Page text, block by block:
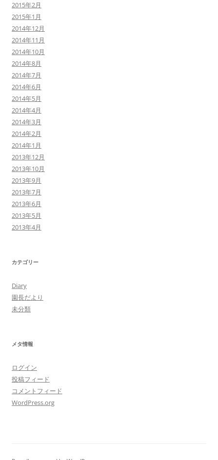
2015年2月
2015年1月
2014年12月
2014年11月
2014年10月
2014年8月
2014年7月
2014年6月
2014年5月
2014年4月
2014年3月
2014年2月
2014年1月
2013年12月
2013年10月
2013年9月
2013年7月
2013年6月
2013年5月
2013年4月
カテゴリー
Diary
園長だより
未分類
メタ情報
ログイン
投稿フィード
コメントフィード
WordPress.org